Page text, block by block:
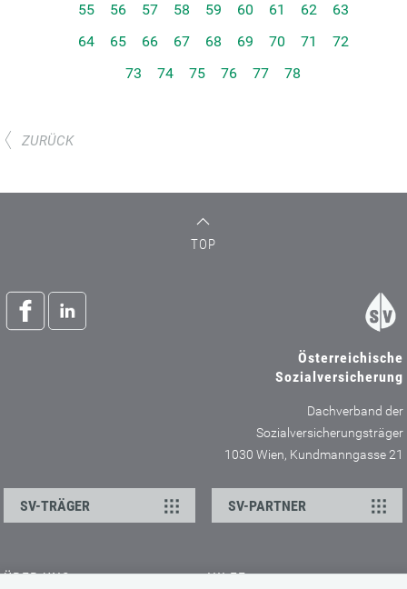
55
56 57 58 59 60 61 62
63
64
65 66 67 68 69 70 71
72
73
74 75 76 77 78
ZURÜCK
TOP
Österreichische
Sozialversicherung
Dachverband der
Sozialversicherungsträger
1030 Wien, Kundmanngasse 21
SV-TRÄGER SV-PARTNER
ÜBER UNS HILFE